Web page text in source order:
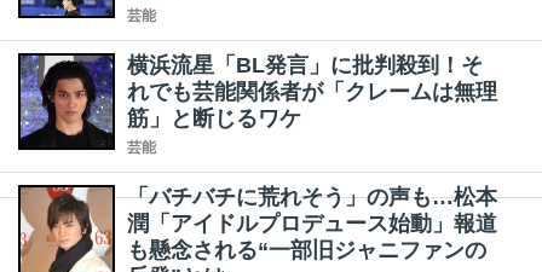
芸能
横浜流星「BL発言」に批判殺到！そ
れでも芸能関係者が「クレームは無理
筋」と断じるワケ
芸能
「バチバチに荒れそう」の声も…松本
潤「アイドルプロデュース始動」報道
も懸念される“一部旧ジャニファンの